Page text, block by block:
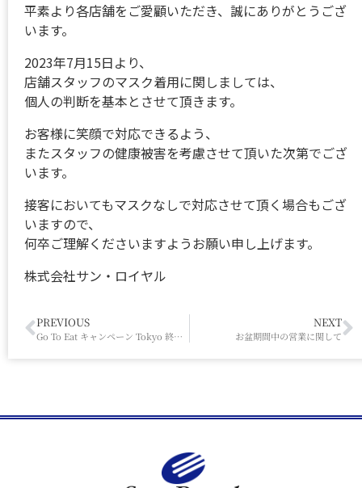
平素より各店舗をご愛顧いただき、誠にありがとうござ
います。
2023年7月15日より、
店舗スタッフのマスク着用に関しましては、
個人の判断を基本とさせて頂きます。
お客様に笑顔で対応できるよう、
またスタッフの健康被害を考慮させて頂いた次第でござ
います。
接客においてもマスクなしで対応させて頂く場合もござ
いますので、
何卒ご理解くださいますようお願い申し上げます。
株式会社サン・ロイヤル
PREVIOUS
Go To Eat キャンペーン Tokyo 終了いたしました
NEXT
お盆期間中の営業に関して